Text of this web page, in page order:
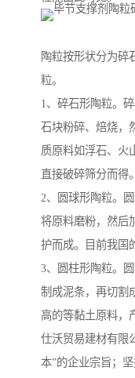
陶粒按形状分为碎
粒。
1、碎石形陶粒。
石块粉碎、焙烧，
质原料如浮石、火
直接破碎筛分而得。
2、圆球形陶粒。
将原料磨粉，然后
护而成。目前我国
3、圆柱形陶粒。
制成泥条，再切割
高的等黏土原料，
仕沃贸易建材有限
本”的企业宗旨；